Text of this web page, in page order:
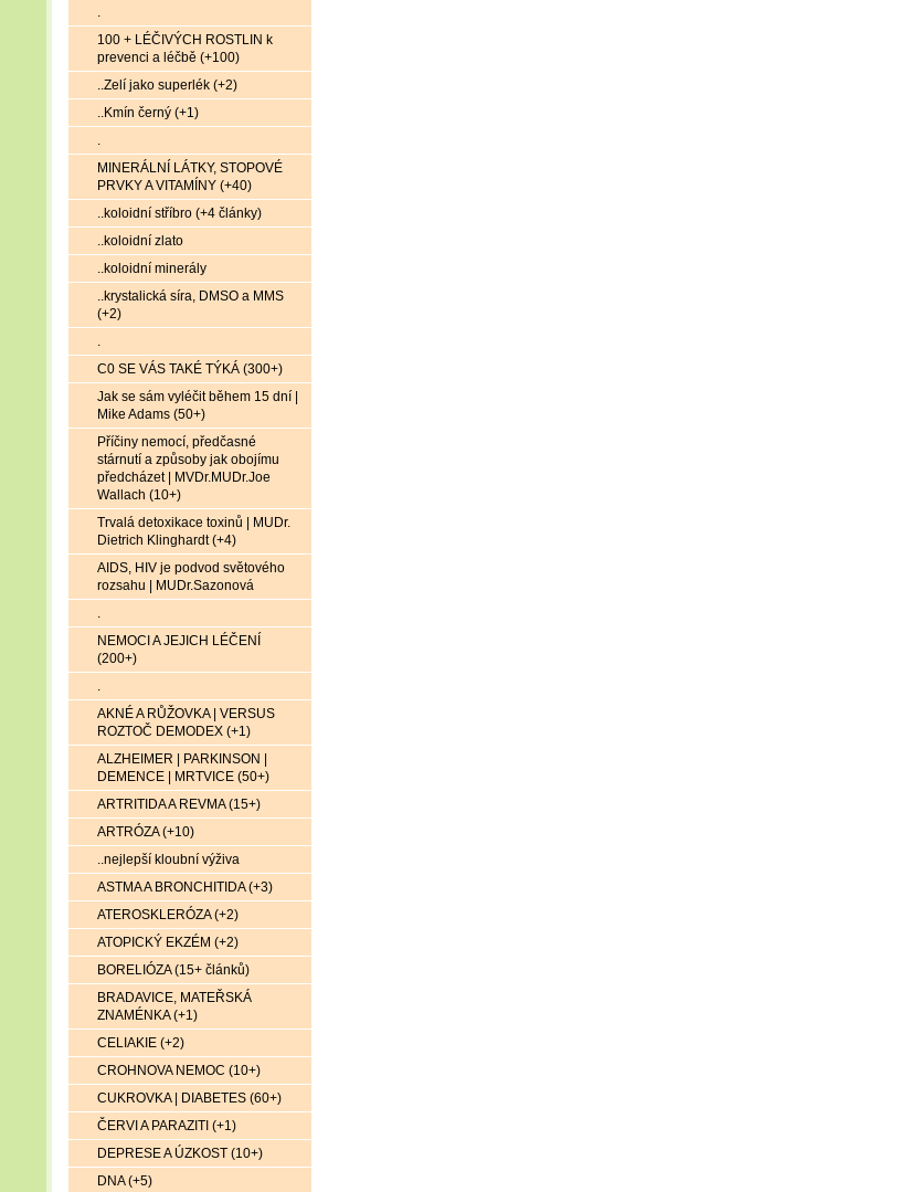
.
100 + LÉČIVÝCH ROSTLIN k
prevenci a léčbě (+100)
..Zelí jako superlék (+2)
..Kmín černý (+1)
.
MINERÁLNÍ LÁTKY, STOPOVÉ
PRVKY A VITAMÍNY (+40)
..koloidní stříbro (+4 články)
..koloidní zlato
..koloidní minerály
..krystalická síra, DMSO a MMS
(+2)
.
C0 SE VÁS TAKÉ TÝKÁ (300+)
Jak se sám vyléčit během 15 dní |
Mike Adams (50+)
Příčiny nemocí, předčasné
stárnutí a způsoby jak obojímu
předcházet | MVDr.MUDr.Joe
Wallach (10+)
Trvalá detoxikace toxinů | MUDr.
Dietrich Klinghardt (+4)
AIDS, HIV je podvod světového
rozsahu | MUDr.Sazonová
.
NEMOCI A JEJICH LÉČENÍ
(200+)
.
AKNÉ A RŮŽOVKA | VERSUS
ROZTOČ DEMODEX (+1)
ALZHEIMER | PARKINSON |
DEMENCE | MRTVICE (50+)
ARTRITIDA A REVMA (15+)
ARTRÓZA (+10)
..nejlepší kloubní výživa
ASTMA A BRONCHITIDA (+3)
ATEROSKLERÓZA (+2)
ATOPICKÝ EKZÉM (+2)
BORELIÓZA (15+ článků)
BRADAVICE, MATEŘSKÁ
ZNAMÉNKA (+1)
CELIAKIE (+2)
CROHNOVA NEMOC (10+)
CUKROVKA | DIABETES (60+)
ČERVI A PARAZITI (+1)
DEPRESE A ÚZKOST (10+)
DNA (+5)